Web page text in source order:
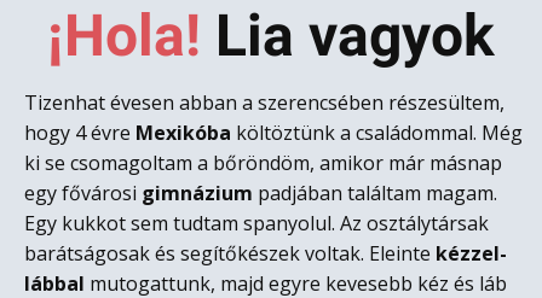
¡Hola! L​ia vagyok
Tizenhat évesen abban a szerencsében részesültem,
hogy 4 évre Mexikóba költöztünk a családommal. Még
ki se csomagoltam a bőröndöm, amikor már másnap
egy fővárosi gimnázium padjában találtam magam.
Egy kukkot sem tudtam spanyolul. Az osztálytársak
barátságosak és segítőkészek voltak. Eleinte kézzel-
lábbal mutogattunk, majd egyre kevesebb kéz és láb